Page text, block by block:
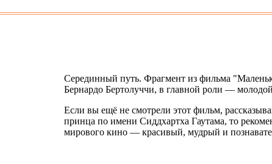
Серединный путь. Фрагмент из фильма
Бернардо Бертолуччи, в главной роли —
Если вы ещё не смотрели этот фильм,
принца по имени Сиддхартха Гаутама, то
мирового кино — красивый, мудрый и